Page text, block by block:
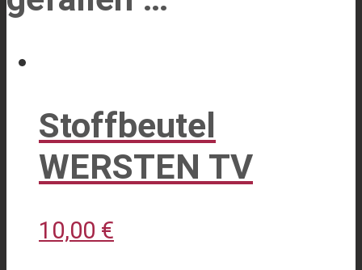
Stoffbeutel
WERSTEN TV
10,00 €